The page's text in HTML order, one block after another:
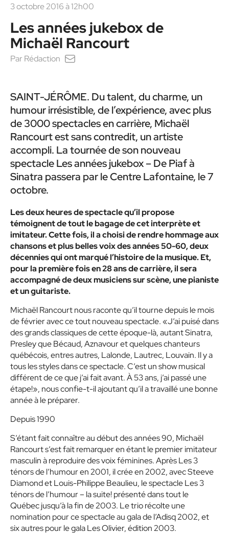
3 octobre 2016 à 12h00
Les années jukebox de
Michaël Rancourt
Par Rédaction
SAINT-JÉRÔME. Du talent, du charme, un
humour irrésistible, de l’expérience, avec plus
de 3000 spectacles en carrière, Michaël
Rancourt est sans contredit, un artiste
accompli. La tournée de son nouveau
spectacle Les années jukebox – De Piaf à
Sinatra passera par le Centre Lafontaine, le 7
octobre.
Les deux heures de spectacle qu’il propose
témoignent de tout le bagage de cet interprète et
imitateur. Cette fois, il a choisi de rendre hommage aux
chansons et plus belles voix des années 50-60, deux
décennies qui ont marqué l’histoire de la musique. Et,
pour la première fois en 28 ans de carrière, il sera
accompagné de deux musiciens sur scène, une pianiste
et un guitariste.
Michaël Rancourt nous raconte qu’il tourne depuis le mois
de février avec ce tout nouveau spectacle. «J’ai puisé dans
des grands classiques de cette époque-là, autant Sinatra,
Presley que Bécaud, Aznavour et quelques chanteurs
québécois, entres autres, Lalonde, Lautrec, Louvain. Il y a
tous les styles dans ce spectacle. C’est un show musical
différent de ce que j’ai fait avant. À 53 ans, j’ai passé une
étape!», nous confie-t-il ajoutant qu’il a travaillé une bonne
année à le préparer.
Depuis 1990
S’étant fait connaître au début des années 90, Michaël
Rancourt s’est fait remarquer en étant le premier imitateur
masculin à reproduire des voix féminines. AprèsLes 3
ténors de l’humouren 2001, il crée en 2002, avec Steeve
Diamond et Louis-Philippe Beaulieu, le spectacleLes 3
ténors de l’humour – la suite!présenté dans tout le
Québec jusqu’à la fin de 2003. Le trio récolte une
nomination pour ce spectacle au gala de l’Adisq 2002, et
six autres pour le galaLes Olivier, édition 2003.